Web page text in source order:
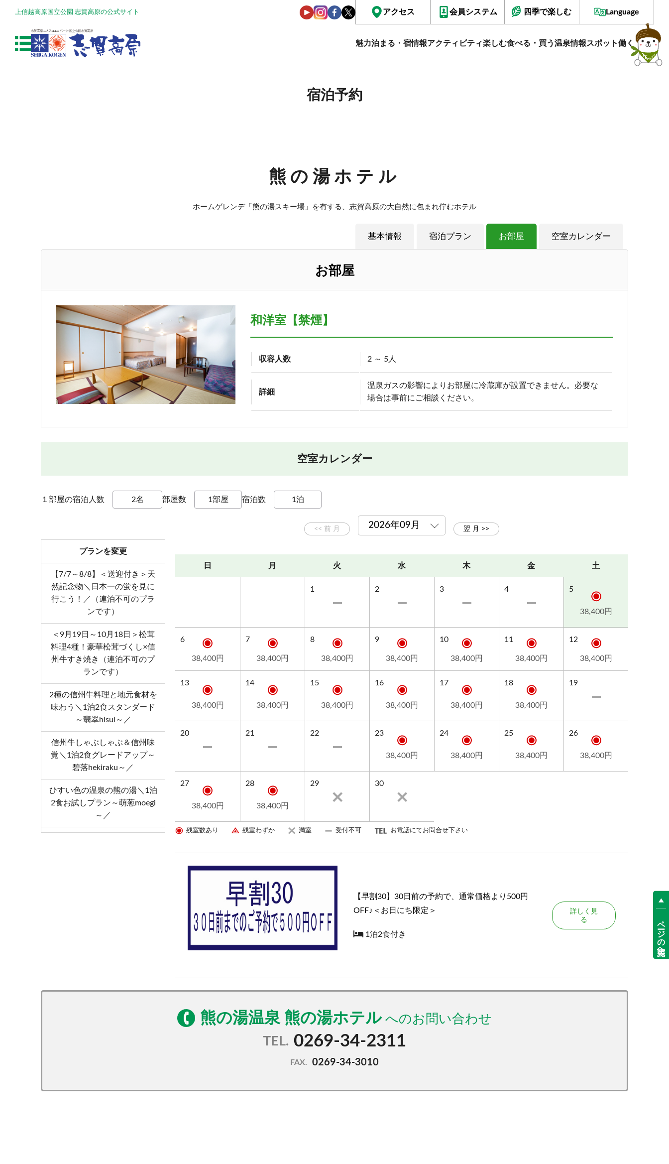
上信越高原国立公園 志賀高原の公式サイト アクセス 会員システム 四季で楽しむ Language
魅力泊まる・宿情報アクティビティ楽しむ食べる・買う温泉情報スポット働く
宿泊予約
熊の湯ホテル
ホームゲレンデ「熊の湯スキー場」を有する、志賀高原の大自然に包まれ佇むホテル
基本情報 宿泊プラン お部屋 空室カレンダー
お部屋
和洋室【禁煙】
収容人数 2 ～ 5人
詳細
温泉ガスの影響によりお部屋に冷蔵庫が設置できません。必要な
場合は事前にご相談ください。
空室カレンダー
１部屋の宿泊人数 部屋数 宿泊数
プランを変更
【7/7～8/8】＜送迎付き＞天
然記念物＼日本一の蛍を見に
行こう！／（連泊不可のプラ
ンです）
＜9月19日～10月18日＞松茸
料理4種！豪華松茸づくし×信
州牛すき焼き（連泊不可のプ
ランです）
2種の信州牛料理と地元食材を
味わう＼1泊2食スタンダード
～翡翠hisui～／
信州牛しゃぶしゃぶ＆信州味
覚＼1泊2食グレードアップ～
碧落hekiraku～／
ひすい色の温泉の熊の湯＼1泊
2食お試しプラン～萌葱moegi
～／
日 月 火 水 木 金 土
1 2 3 4 5
38,400円
6
38,400円
7
38,400円
8
38,400円
9
38,400円
10
38,400円
11
38,400円
12
38,400円
13
38,400円
14
38,400円
15
38,400円
16
38,400円
17
38,400円
18
38,400円
19
20 21 22 23
38,400円
24
38,400円
25
38,400円
26
38,400円
27
38,400円
28
38,400円
29 30
残室数あり 残室わずか 満室 受付不可 お電話にてお問合せ下さい
【早割30】30日前の予約で、通常価格より500円
OFF♪＜お日にち限定＞
1泊2食付き
詳しく見
る
熊の湯温泉 熊の湯ホテル
TEL. 0269-34-2311
FAX. 0269-34-3010
ページの先頭へ